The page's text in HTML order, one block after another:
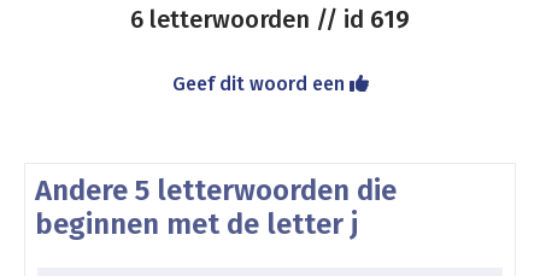
6 letterwoorden // id 619
Geef dit woord een
Andere 5 letterwoorden die
beginnen met de letter j